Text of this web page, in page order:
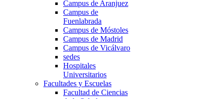
Campus de Aranjuez
Campus de
Fuenlabrada
Campus de Móstoles
Campus de Madrid
Campus de Vicálvaro
sedes
Hospitales
Universitarios
Facultades y Escuelas
Facultad de Ciencias